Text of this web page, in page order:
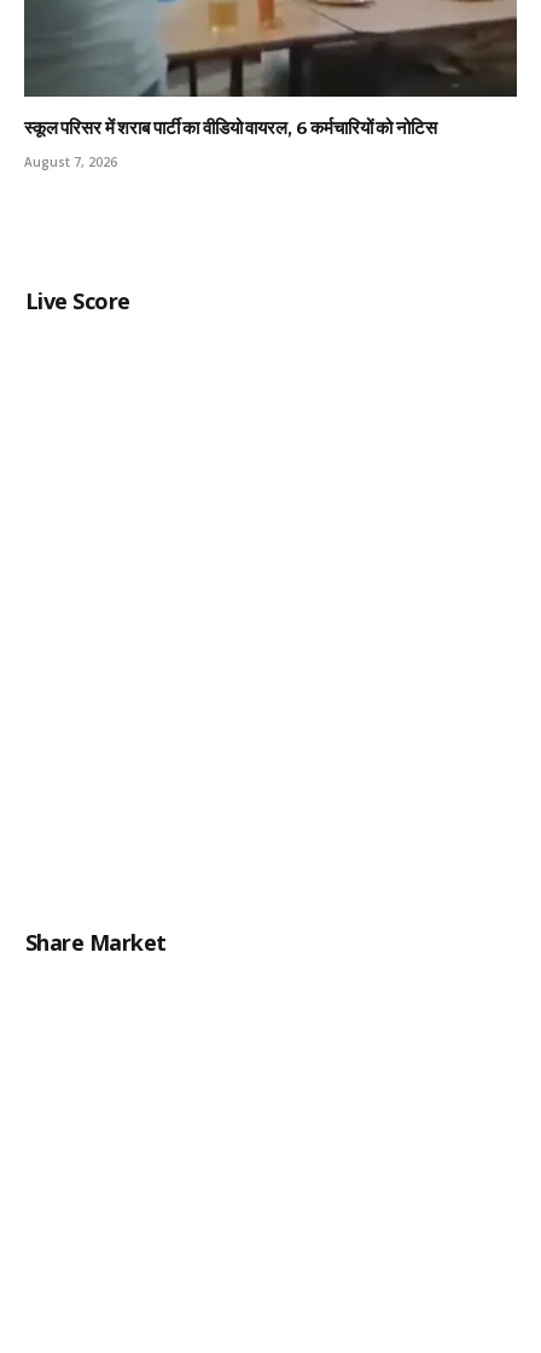
स्कूल परिसर में शराब पार्टी का वीडियो वायरल, 6 कर्मचारियों को नोटिस
August 7, 2026
Live Score
Share Market